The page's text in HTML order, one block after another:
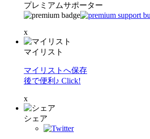
プレミアムサポーター
x
マイリスト
マイリストへ保存
後で便利♪ Click!
x
シェア